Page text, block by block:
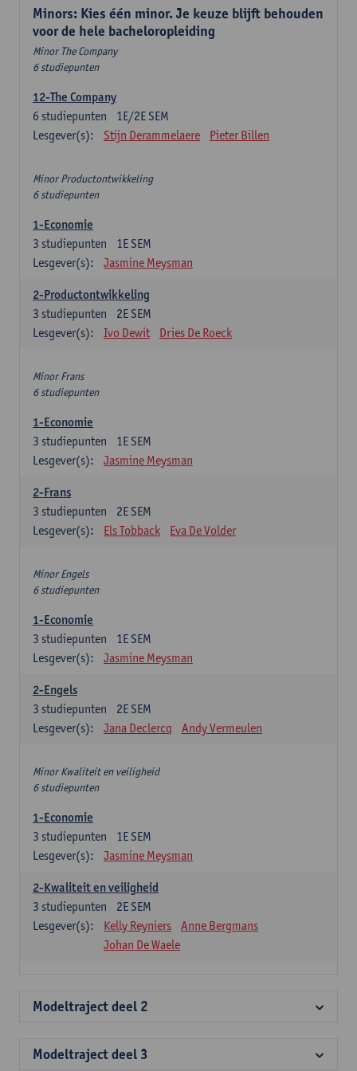
Minors: Kies één minor. Je keuze blijft behouden
voor de hele bacheloropleiding
Minor The Company
6 studiepunten
12-The Company
1E/2E SEM
6 studiepunten
Lesgever(s):
Stijn Derammelaere Pieter Billen
Minor Productontwikkeling
6 studiepunten
1-Economie
1E SEM
3 studiepunten
Lesgever(s):
Jasmine Meysman
2-Productontwikkeling
2E SEM
3 studiepunten
Lesgever(s):
Ivo Dewit Dries De Roeck
Minor Frans
6 studiepunten
1-Economie
1E SEM
3 studiepunten
Lesgever(s):
Jasmine Meysman
2-Frans
2E SEM
3 studiepunten
Lesgever(s):
Els Tobback Eva De Volder
Minor Engels
6 studiepunten
1-Economie
1E SEM
3 studiepunten
Lesgever(s):
Jasmine Meysman
2-Engels
2E SEM
3 studiepunten
Lesgever(s):
Jana Declercq Andy Vermeulen
Minor Kwaliteit en veiligheid
6 studiepunten
1-Economie
1E SEM
3 studiepunten
Lesgever(s):
Jasmine Meysman
2-Kwaliteit en veiligheid
2E SEM
3 studiepunten
Lesgever(s):
Kelly Reyniers
Anne Bergmans
Johan De Waele
Modeltraject deel 2
Modeltraject deel 3